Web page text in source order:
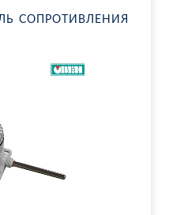
СО­ПРО­ТИВ­ЛЕ­НИЯ